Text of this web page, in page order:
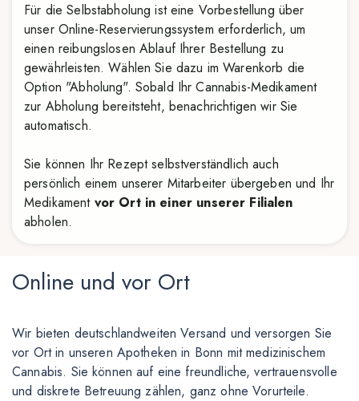
Für die Selbstabholung ist eine Vorbestellung über
unser Online-Reservierungssystem erforderlich, um
einen reibungslosen Ablauf Ihrer Bestellung zu
gewährleisten. Wählen Sie dazu im Warenkorb die
Option "Abholung". Sobald Ihr Cannabis-Medikament
zur Abholung bereitsteht, benachrichtigen wir Sie
automatisch.
Sie können Ihr Rezept selbstverständlich auch
persönlich einem unserer Mitarbeiter übergeben und Ihr
Medikament vor Ort in einer unserer Filialen
abholen.
Online und vor Ort
Wir bieten deutschlandweiten Versand und versorgen Sie
vor Ort in unseren Apotheken in Bonn mit medizinischem
Cannabis. Sie können auf eine freundliche, vertrauensvolle
und diskrete Betreuung zählen, ganz ohne Vorurteile.